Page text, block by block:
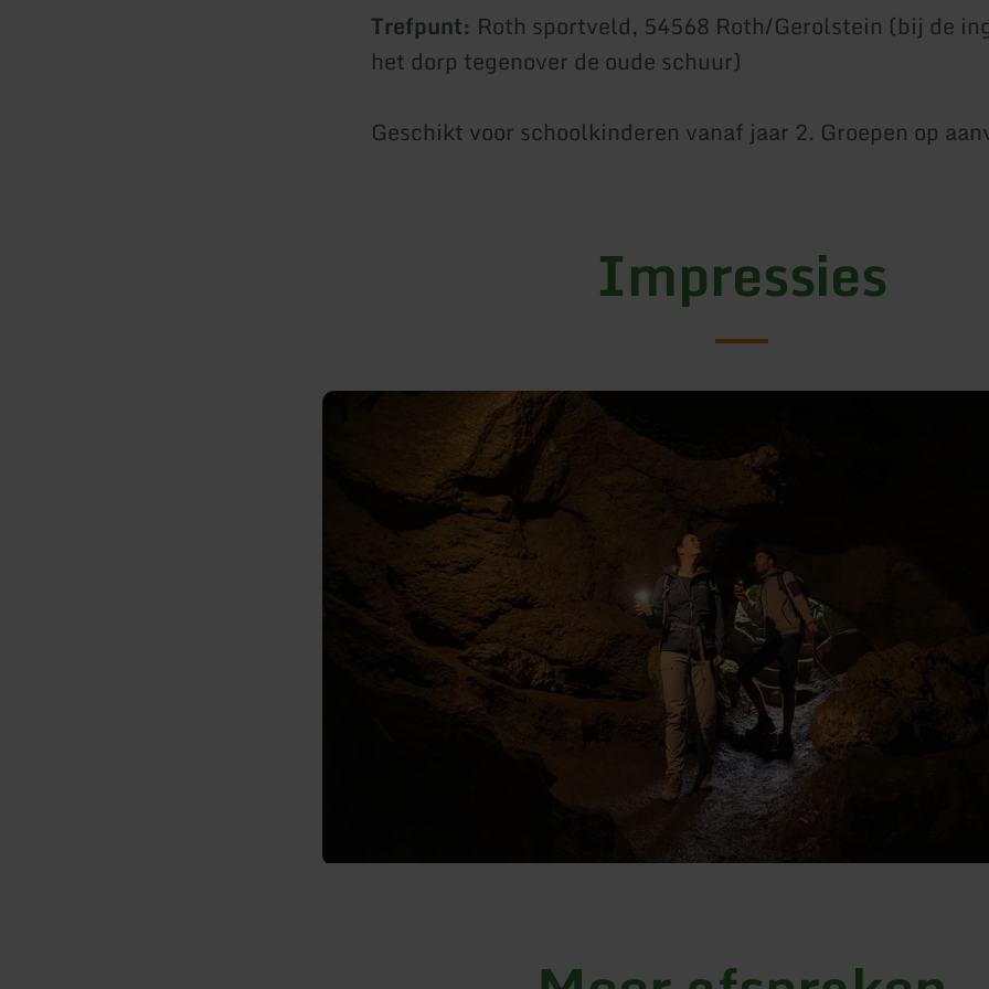
Trefpunt: Roth sportveld, 54568 Roth/Gerolstein (bij de
het dorp tegenover de oude schuur)
Geschikt voor schoolkinderen vanaf jaar 2. Groepen op
Impressies